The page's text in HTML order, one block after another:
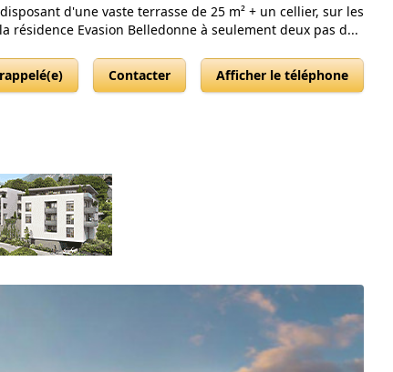
d'une vaste terrasse de 25 m² + un cellier, sur les
résidence Evasion Belledonne à seulement deux pas d...
Contacter Afficher le téléphone